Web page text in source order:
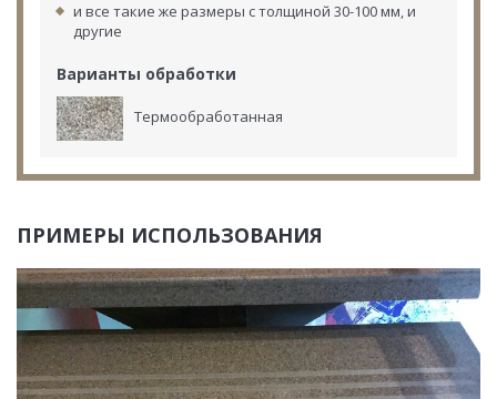
и все такие же размеры с толщиной 30-100 мм, и
другие
Варианты обработки
Термообработанная
ПРИМЕРЫ ИСПОЛЬЗОВАНИЯ